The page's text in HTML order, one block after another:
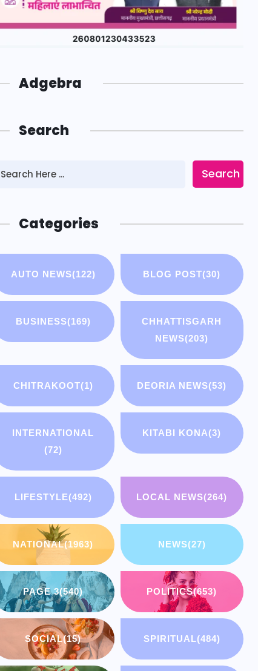
Adgebra
Search
Search
Categories
AUTO NEWS(122) BLOG POST(30)
BUSINESS(169)
CHHATTISGARH
NEWS(203)
CHITRAKOOT(1) DEORIA NEWS(53)
INTERNATIONAL
(72)
KITABI KONA(3)
LIFESTYLE(492) LOCAL NEWS(264)
NATIONAL(1963) NEWS(27)
PAGE 3(540) POLITICS(653)
SOCIAL(15) SPIRITUAL(484)